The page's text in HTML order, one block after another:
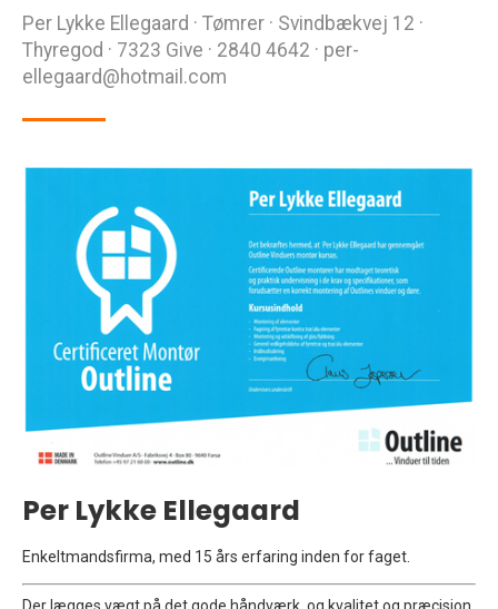
Per Lykke Ellegaard · Tømrer · Svindbækvej 12 ·
Thyregod · 7323 Give · 2840 4642 · per-
ellegaard@hotmail.com
Per Lykke Ellegaard
Enkeltmandsfirma, med 15 års erfaring inden for faget.
Der lægges vægt på det gode håndværk, og kvalitet og præcision